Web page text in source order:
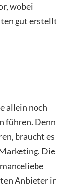
wobei
gut erstellt
allein noch
führen. Denn
braucht es
Die
Anbieter in